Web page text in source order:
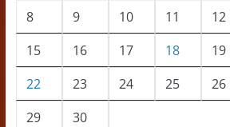
8
9 10 11 12
15
16 17 18 19
22
23 24 25 26
29
30